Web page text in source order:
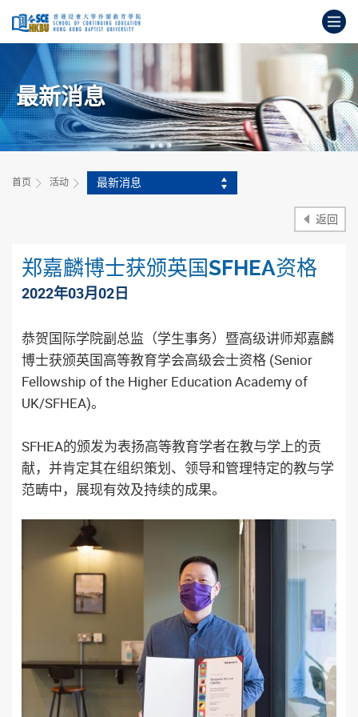
容
打
要
内
容
最新消息
首页 活动 最新消息
返回
郑嘉麟博士获颁英国SFHEA资格
2022年03月02日
恭贺国际学院副总监（学生事务）暨高级讲师郑嘉麟
博士获颁英国高等教育学会高级会士资格 (Senior
Fellowship of the Higher Education Academy of
UK/SFHEA)。
SFHEA的颁发为表扬高等教育学者在教与学上的贡
献，并肯定其在组织策划、领导和管理特定的教与学
范畴中，展现有效及持续的成果。